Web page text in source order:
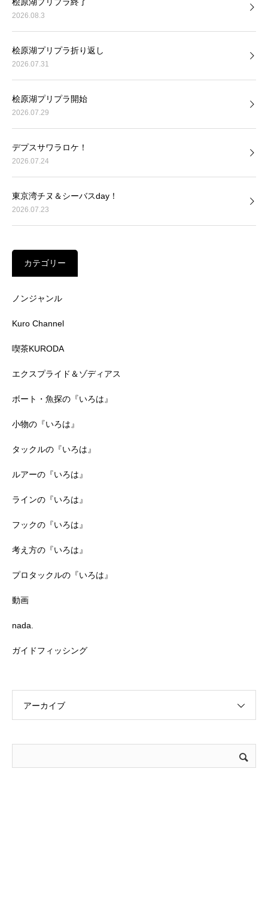
桧原湖プリプラ終了
2026.08.3
桧原湖プリプラ折り返し
2026.07.31
桧原湖プリプラ開始
2026.07.29
デプスサワラロケ！
2026.07.24
東京湾チヌ＆シーバスday！
2026.07.23
カテゴリー
ノンジャンル
Kuro Channel
喫茶KURODA
エクスプライド＆ゾディアス
ボート・魚探の『いろは』
小物の『いろは』
タックルの『いろは』
ルアーの『いろは』
ラインの『いろは』
フックの『いろは』
考え方の『いろは』
プロタックルの『いろは』
動画
nada.
ガイドフィッシング
アーカイブ